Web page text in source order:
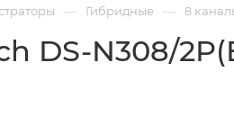
— Гибридные — 8
DS-N308/